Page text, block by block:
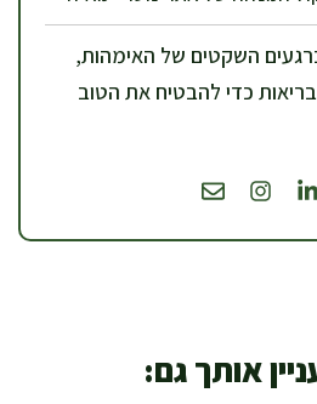
השקטים של האימהות,
כדי להבטיח את הטוב
אותך גם: